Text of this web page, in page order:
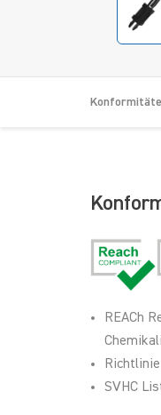
REACh
SVHC